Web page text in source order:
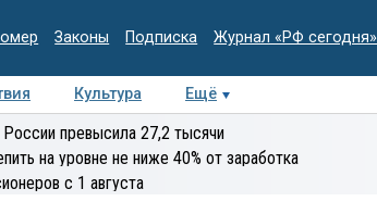
Законы Подписка Журнал «РФ сегодня»
Культура Ещё
Интервью Колумнисты
экспертиза
превысила 27,2 тысячи
на уровне не ниже 40% от заработка
с 1 августа